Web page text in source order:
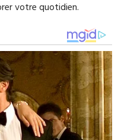
votre quotidien.